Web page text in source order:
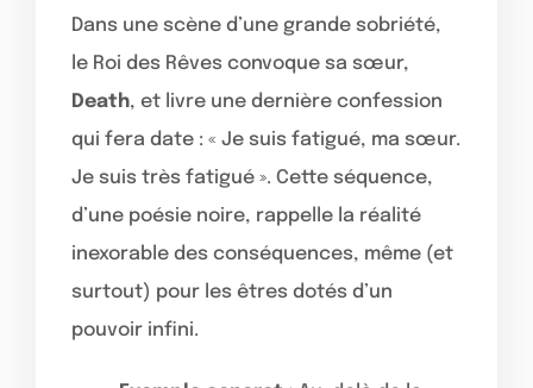
Dans une scène d’une grande sobriété,
le Roi des Rêves convoque sa sœur,
Death, et livre une dernière confession
qui fera date : « Je suis fatigué, ma sœur.
Je suis très fatigué ». Cette séquence,
d’une poésie noire, rappelle la réalité
inexorable des conséquences, même (et
surtout) pour les êtres dotés d’un
pouvoir infini.